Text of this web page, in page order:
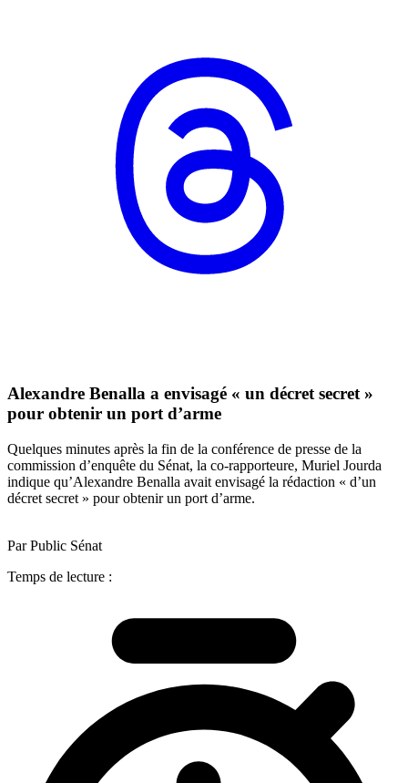
Alexandre Benalla a envisagé « un décret secret »
pour obtenir un port d’arme
Quelques minutes après la fin de la conférence de presse de la
commission d’enquête du Sénat, la co-rapporteure, Muriel Jourda
indique qu’Alexandre Benalla avait envisagé la rédaction « d’un
décret secret » pour obtenir un port d’arme.
Par Public Sénat
Temps de lecture :